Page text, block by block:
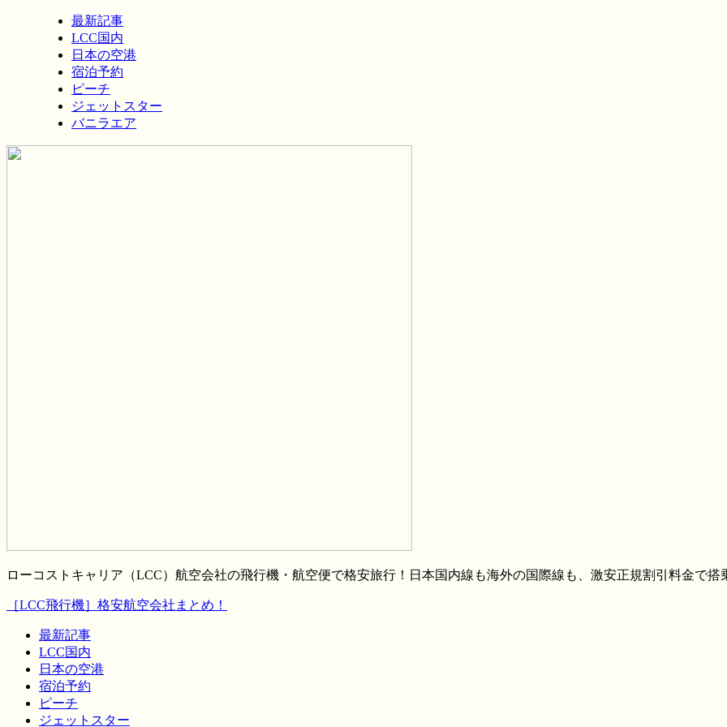
最新記事
LCC国内
日本の空港
宿泊予約
ピーチ
ジェットスター
バニラエア
ローコストキャリア（LCC）航空会社の飛行機・航空便で格安旅行！日本国内線も海外の国際線も、激安正規割引料金で搭
［LCC飛行機］格安航空会社まとめ！
最新記事
LCC国内
日本の空港
宿泊予約
ピーチ
ジェットスター